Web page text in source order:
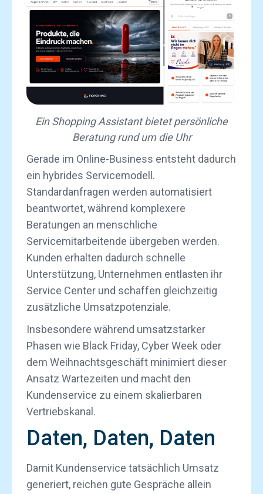
Ein Shopping Assistant bietet persönliche
Beratung rund um die Uhr
Gerade im Online-Business entsteht dadurch
ein hybrides Servicemodell.
Standardanfragen werden automatisiert
beantwortet, während komplexere
Beratungen an menschliche
Servicemitarbeitende übergeben werden.
Kunden erhalten dadurch schnelle
Unterstützung, Unternehmen entlasten ihr
Service Center und schaffen gleichzeitig
zusätzliche Umsatzpotenziale.
Insbesondere während umsatzstarker
Phasen wie Black Friday, Cyber Week oder
dem Weihnachtsgeschäft minimiert dieser
Ansatz Wartezeiten und macht den
Kundenservice zu einem skalierbaren
Vertriebskanal.
Daten, Daten, Daten
Damit Kundenservice tatsächlich Umsatz
generiert, reichen gute Gespräche allein